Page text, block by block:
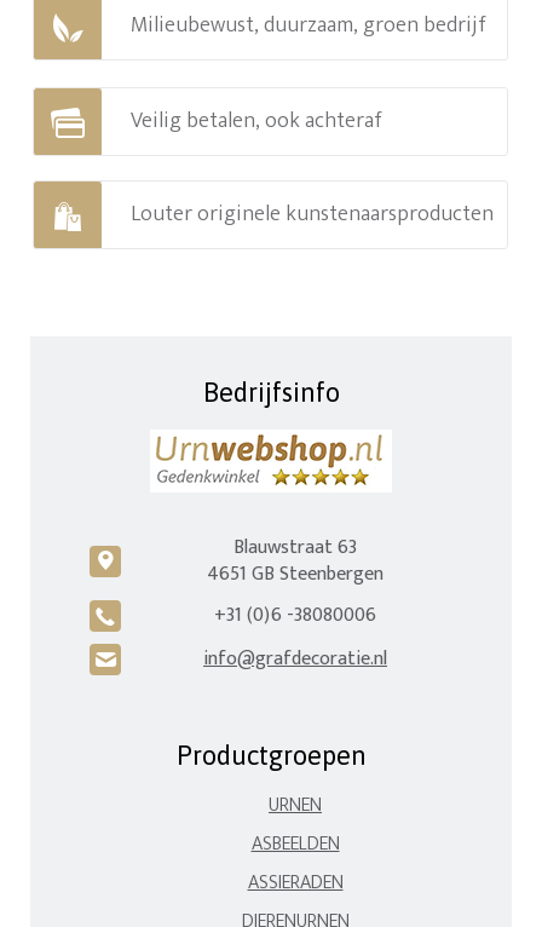
Milieubewust, duurzaam, groen bedrijf
Veilig betalen, ook achteraf
Louter originele kunstenaarsproducten
Bedrijfsinfo
c
Blauwstraat 63
4651 GB Steenbergen
A +31 (0)6 -38080006
H info@grafdecoratie.nl
Productgroepen
URNEN
ASBEELDEN
ASSIERADEN